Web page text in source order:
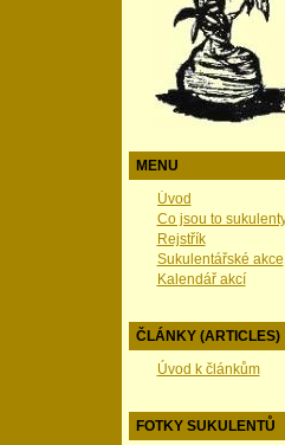
MENU
Úvod
Co jsou to
Rejstřík
Sukulentářské akce
Kalendář akcí
ČLÁNKY (ARTICLES)
Úvod k článkům
FOTKY SUKULENTŮ